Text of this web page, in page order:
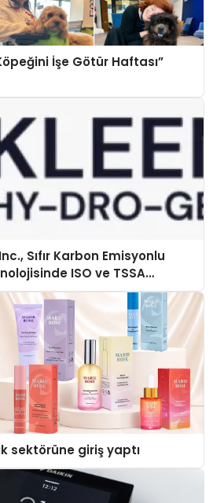
İşe Götür Haftası”
Sıfır Karbon Emisyonlu
ISO ve TSSA
Aldı
sektörüne giriş yaptı